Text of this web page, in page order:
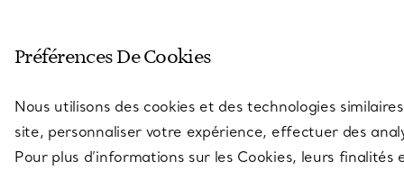
Préférences De Cookies
Nous utilisons des cookies et des technologies
site, personnaliser votre expérience, effectuer des
Pour plus d’informations sur les Cookies, leurs